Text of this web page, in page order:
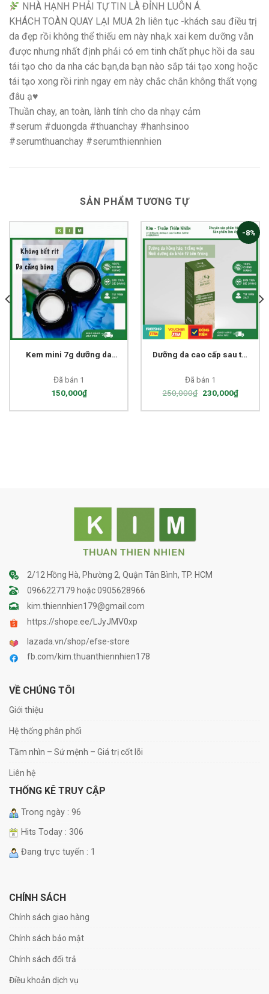
NHÀ HẠNH PHẢI TỰ TIN LÀ ĐỈNH LUÔN Á.
KHÁCH TOÀN QUAY LẠI MUA 2h liên tục -khách sau điều trị
da đẹp rồi không thể thiếu em này nha,k xai kem dưỡng vẫn
được nhưng nhất định phải có em tinh chất phục hồi da sau
tái tạo cho da nha các bạn,da bạn nào sắp tái tạo xong hoặc
tái tạo xong rồi rinh ngay em này chắc chắn không thất vọng
đâu ạ♥️
Thuần chay, an toàn, lành tính cho da nhạy cảm
#serum #duongda #thuanchay #hanhsinoo
#serumthuanchay #serumthiennhien
SẢN PHẨM TƯƠNG TỰ
Kem mini 7g dưỡng da
Hạnh Sinoo
Đã bán 1
150,000₫
-8%
Dưỡng da cao cấp sau tái
Đã bán 1
250,000₫ 230,000₫
2/12 Hồng Hà, Phường 2, Quận Tân Bình, TP. HCM
0966227179 hoặc 0905628966
kim.thiennhien179@gmail.com
https://shope.ee/LJyJMV0xp
lazada.vn/shop/efse-store
fb.com/kim.thuanthiennhien178
VỀ CHÚNG TÔI
Giới thiệu
Hệ thống phân phối
Tầm nhìn – Sứ mệnh – Giá trị cốt lõi
Liên hệ
THỐNG KÊ TRUY CẬP
Trong ngày : 96
Hits Today : 306
Đang trực tuyến : 1
CHÍNH SÁCH
Chính sách giao hàng
Chính sách bảo mật
Chính sách đổi trả
Điều khoản dịch vụ